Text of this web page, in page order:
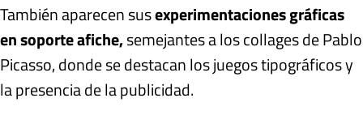
También aparecen susexperimentaciones gráficas
en soporte afiche,semejantes a los collages de Pablo
Picasso, donde se destacan los juegos tipográficos y
la presencia de la publicidad.